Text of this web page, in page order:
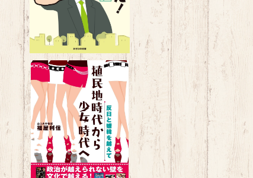
植民地時代から少女時代へ～反
日と嫌韓を越えて～
¥1,540